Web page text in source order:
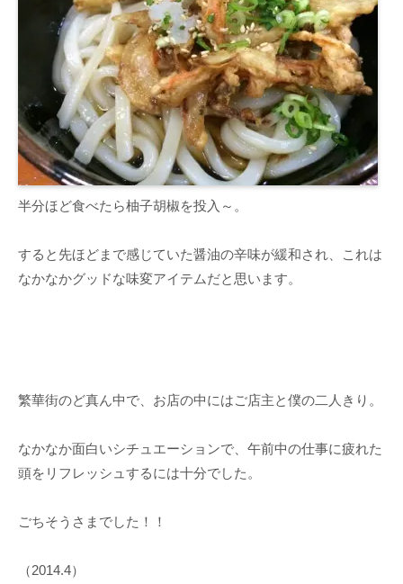
半分ほど食べたら柚子胡椒を投入～。
すると先ほどまで感じていた醤油の辛味が緩和され、これは
なかなかグッドな味変アイテムだと思います。
繁華街のど真ん中で、お店の中にはご店主と僕の二人きり。
なかなか面白いシチュエーションで、午前中の仕事に疲れた
頭をリフレッシュするには十分でした。
ごちそうさまでした！！
（2014.4）